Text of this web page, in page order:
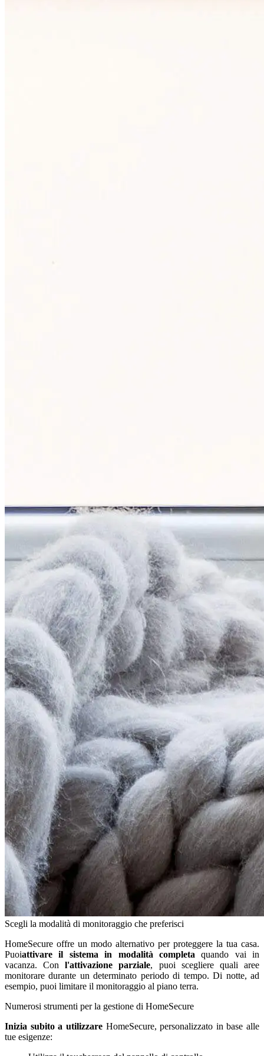
Scegli la modalità di monitoraggio che preferisci
HomeSecure offre un modo alternativo per proteggere la tua casa.
Puoiattivare il sistema in modalità completa quando vai in
vacanza. Conl'attivazione parziale, puoi scegliere quali aree
monitorare durante un determinato periodo di tempo. Di notte, ad
esempio, puoi limitare il monitoraggio al piano terra.
Numerosi strumenti per la gestione di HomeSecure
Inizia subito a utilizzareHomeSecure, personalizzato in base alle
tue esigenze: